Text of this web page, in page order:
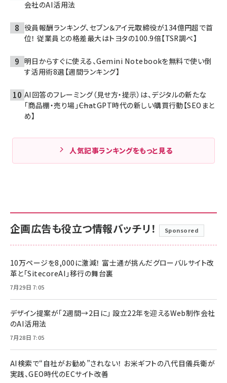
会社のAI活用法
役員報酬ランキング、セブン＆アイ元取締役が134億円超で首
位！ 従業員との格差最大はトヨタの100.9倍【TSR調べ】
明日からすぐに使える、Gemini Notebookを無料で使い倒
す活用術8選【週間ランキング】
AI回答のフレーミング（見せ方・提示）は、デジタルの新たな
「商品棚・売り場」――ChatGPT時代の新しい購買行動【SEOまと
め】
人気記事ランキングをもっと見る
企画広告も役立つ情報バッチリ！ Sponsored
10万ページを8,000に激減！ 富士通が挑んだグローバルサイト改
革と「SitecoreAI」移行の舞台裏
7月29日 7:05
デザイン提案が「2週間→2日に」 設立22年を迎えるWeb制作会社
のAI活用法
7月28日 7:05
AI検索で“自社がお勧め”されない！ お米ギフトの八代目儀兵衛が
実践、GEO時代のECサイト改善